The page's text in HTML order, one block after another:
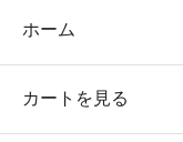
ホーム
カートを見る